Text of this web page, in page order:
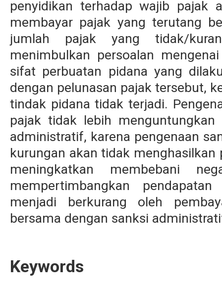
penyidikan terhadap wajib pajak
membayar pajak yang terutang
jumlah pajak yang tidak/
menimbulkan persoalan
sifat perbuatan pidana yang
dengan pelunasan pajak tersebut,
tindak pidana tidak terjadi.
pajak tidak lebih menguntungkan
administratif, karena pengenaan
kurungan akan tidak menghasilkan
meningkatkan membebani
mempertimbangkan
menjadi berkurang oleh
bersama dengan sanksi
Keywords